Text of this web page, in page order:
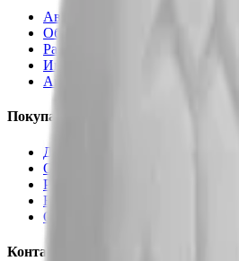
Автохимия
Оборудование
Расходные материалы
Инструменты
Аксессуары
Покупателям
Доставка и оплата
Обучение
Распродажа
Бренды
О компании
Контакты